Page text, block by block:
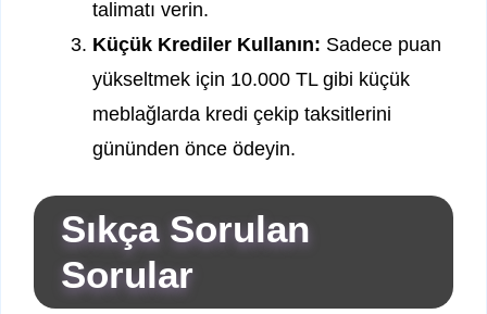
talimatı verin.
Küçük Krediler Kullanın: Sadece puan
yükseltmek için 10.000 TL gibi küçük
meblağlarda kredi çekip taksitlerini
gününden önce ödeyin.
Sıkça Sorulan
Sorular